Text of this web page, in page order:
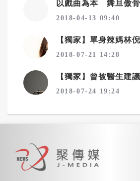
2018-04-13 09:40
2018-07-21 14:28
2018-07-24 19:24